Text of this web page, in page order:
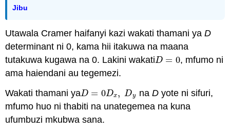
Jibu
Utawala Cramer haifanyi kazi wakati thamani yaD
determinant ni 0, kama hii itakuwa na maana
tutakuwa kugawa na 0. Lakini wakatiD = 0
D=0
, mfumo ni
ama haiendani au tegemezi.
Wakati thamani yaD = 0
D=0 Dx, Dy
Dx, Dy naD yote ni sifuri,
mfumo huo ni thabiti na unategemea na kuna
ufumbuzi mkubwa sana.